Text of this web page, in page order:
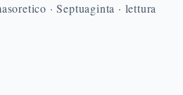
· Septuaginta · lettura